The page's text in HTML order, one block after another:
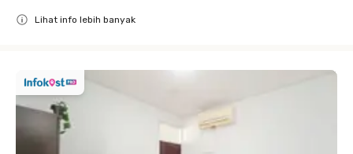
Lihat info lebih banyak